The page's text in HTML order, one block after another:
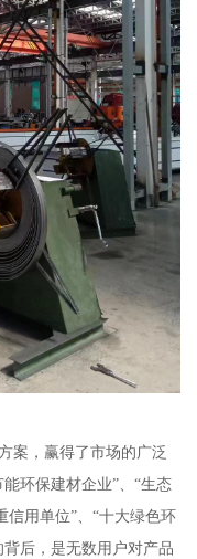
案，赢得了市场的广泛
环保建材企业”、“生态
信用单位”、“十大绿色环
后，是无数用户对产品